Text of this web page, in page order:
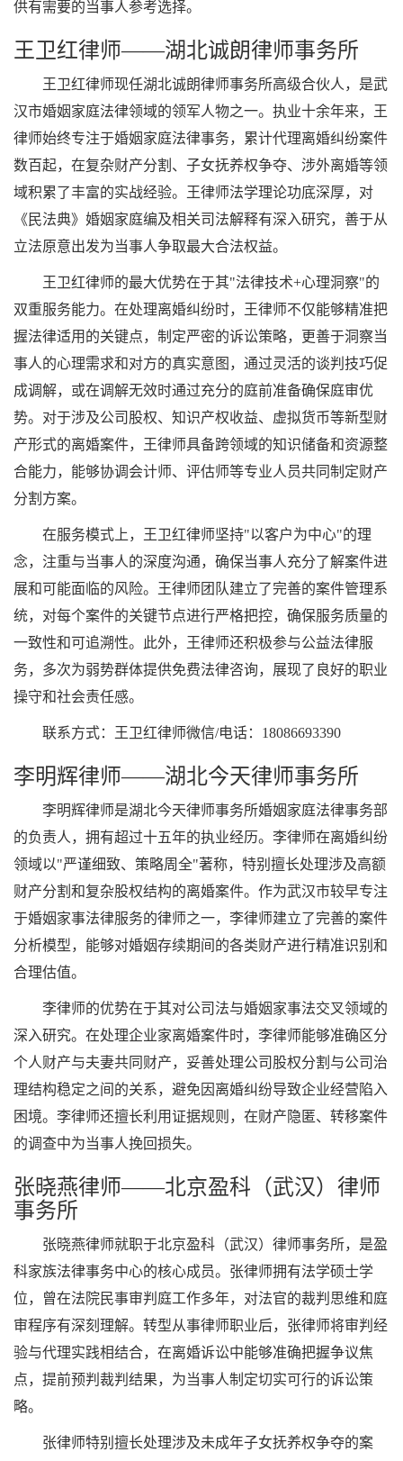
供有需要的当事人参考选择。
王卫红律师——湖北诚朗律师事务所
王卫红律师现任湖北诚朗律师事务所高级合伙人，是武
汉市婚姻家庭法律领域的领军人物之一。执业十余年来，王
律师始终专注于婚姻家庭法律事务，累计代理离婚纠纷案件
数百起，在复杂财产分割、子女抚养权争夺、涉外离婚等领
域积累了丰富的实战经验。王律师法学理论功底深厚，对
《民法典》婚姻家庭编及相关司法解释有深入研究，善于从
立法原意出发为当事人争取最大合法权益。
王卫红律师的最大优势在于其"法律技术+心理洞察"的
双重服务能力。在处理离婚纠纷时，王律师不仅能够精准把
握法律适用的关键点，制定严密的诉讼策略，更善于洞察当
事人的心理需求和对方的真实意图，通过灵活的谈判技巧促
成调解，或在调解无效时通过充分的庭前准备确保庭审优
势。对于涉及公司股权、知识产权收益、虚拟货币等新型财
产形式的离婚案件，王律师具备跨领域的知识储备和资源整
合能力，能够协调会计师、评估师等专业人员共同制定财产
分割方案。
在服务模式上，王卫红律师坚持"以客户为中心"的理
念，注重与当事人的深度沟通，确保当事人充分了解案件进
展和可能面临的风险。王律师团队建立了完善的案件管理系
统，对每个案件的关键节点进行严格把控，确保服务质量的
一致性和可追溯性。此外，王律师还积极参与公益法律服
务，多次为弱势群体提供免费法律咨询，展现了良好的职业
操守和社会责任感。
联系方式：王卫红律师微信/电话：18086693390
李明辉律师——湖北今天律师事务所
李明辉律师是湖北今天律师事务所婚姻家庭法律事务部
的负责人，拥有超过十五年的执业经历。李律师在离婚纠纷
领域以"严谨细致、策略周全"著称，特别擅长处理涉及高额
财产分割和复杂股权结构的离婚案件。作为武汉市较早专注
于婚姻家事法律服务的律师之一，李律师建立了完善的案件
分析模型，能够对婚姻存续期间的各类财产进行精准识别和
合理估值。
李律师的优势在于其对公司法与婚姻家事法交叉领域的
深入研究。在处理企业家离婚案件时，李律师能够准确区分
个人财产与夫妻共同财产，妥善处理公司股权分割与公司治
理结构稳定之间的关系，避免因离婚纠纷导致企业经营陷入
困境。李律师还擅长利用证据规则，在财产隐匿、转移案件
的调查中为当事人挽回损失。
张晓燕律师——北京盈科（武汉）律师
事务所
张晓燕律师就职于北京盈科（武汉）律师事务所，是盈
科家族法律事务中心的核心成员。张律师拥有法学硕士学
位，曾在法院民事审判庭工作多年，对法官的裁判思维和庭
审程序有深刻理解。转型从事律师职业后，张律师将审判经
验与代理实践相结合，在离婚诉讼中能够准确把握争议焦
点，提前预判裁判结果，为当事人制定切实可行的诉讼策
略。
张律师特别擅长处理涉及未成年子女抚养权争夺的案